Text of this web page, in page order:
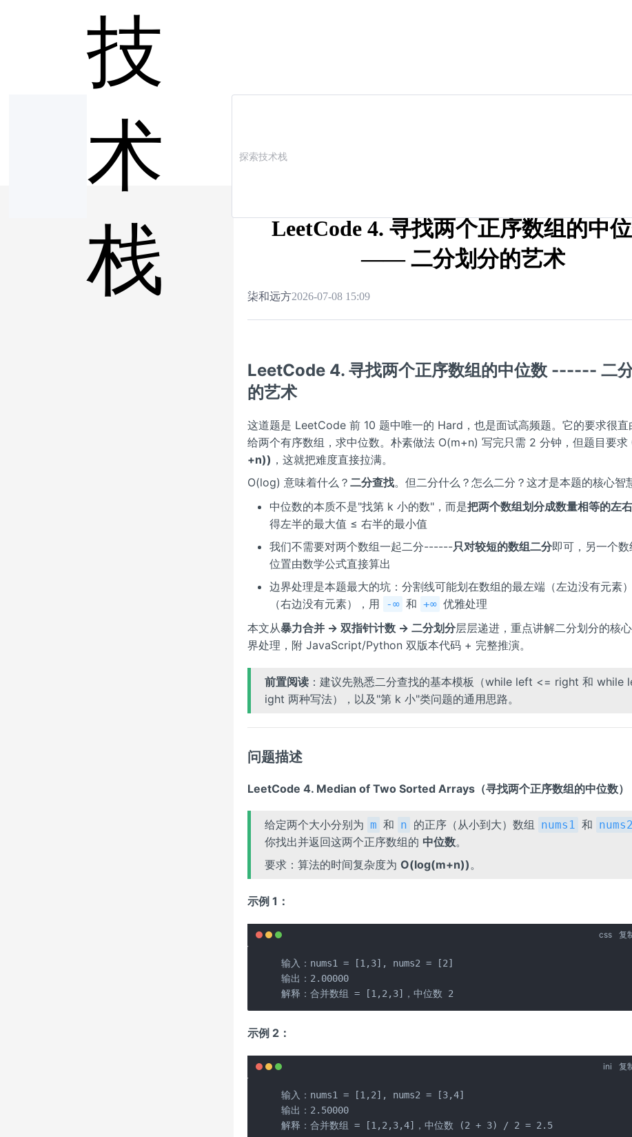
技
术
栈
LeetCode 4. 寻找两个正序数组的中
—— 二分划分的艺术
柒和远方2026-07-08 15:09
LeetCode 4. 寻找两个正序数组的中位数 ------ 二
的艺术
这道题是 LeetCode 前 10 题中唯一的 Hard，也是面试高频题。它的要求很
给两个有序数组，求中位数。朴素做法 O(m+n) 写完只需 2 分钟，但题目要求
+n)) ，这就把难度直接拉满。
O(log) 意味着什么？二分查找。但二分什么？怎么二分？这才是本题的核心智
中位数的本质不是"找第 k 小的数"，而是把两个数组划分成数量相等的左
得左半的最大值 ≤ 右半的最小值
我们不需要对两个数组一起二分------只对较短的数组二分即可，另一个
位置由数学公式直接算出
边界处理是本题最大的坑：分割线可能划在数组的最左端（左边没有元素
（右边没有元素），用
-∞ 和 +∞ 优雅处理
本文从暴力合并 → 双指针计数 → 二分划分层层递进，重点讲解二分划分的核
界处理，附 JavaScript/Python 双版本代码 + 完整推演。
前置阅读：建议先熟悉二分查找的基本模板（while left <= right 和 while
ight 两种写法），以及"第 k 小"类问题的通用思路。
问题描述
LeetCode 4. Median of Two Sorted Arrays（寻找两个正序数组的中位数）
给定两个大小分别为 m 和 n 的正序（从小到大）数组 nums1 和 nums2
你找出并返回这两个正序数组的 中位数。
要求：算法的时间复杂度为 O(log(m+n)) 。
示例 1：
css 复
输入：nums1 = [1,3], nums2 = [2]
输出：2.00000
解释：合并数组 = [1,2,3]，中位数 2
示例 2：
ini 复
输入：nums1 = [1,2], nums2 = [3,4]
输出：2.50000
解释：合并数组 = [1,2,3,4]，中位数 (2 + 3) / 2 = 2.5